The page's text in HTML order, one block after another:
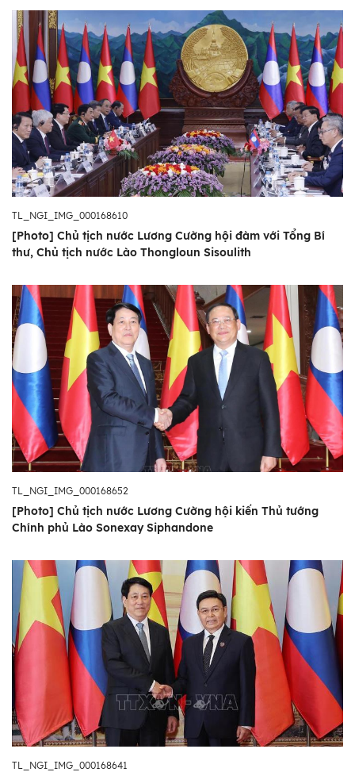
TL_NGI_IMG_000168610
[Photo] Chủ tịch nước Lương Cường hội đàm với Tổng Bí
thư, Chủ tịch nước Lào Thongloun Sisoulith
TL_NGI_IMG_000168652
[Photo] Chủ tịch nước Lương Cường hội kiến Thủ tướng
Chính phủ Lào Sonexay Siphandone
TL_NGI_IMG_000168641